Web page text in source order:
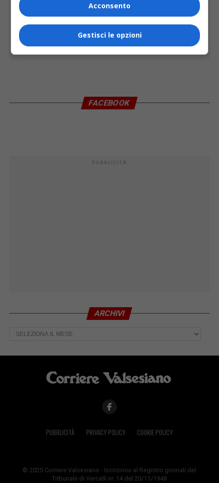
FACEBOOK
PUBBLICITÀ
ARCHIVI
Archivi
PUBBLICITÀ PRIVACY POLICY COOKIE POLICY
© 2025 Corriere Valsesiano - Iscrizione al Registro giornali del
Tribunale di Vercelli nr. 14 del 20/11/1948
Acconsento
Gestisci le opzioni